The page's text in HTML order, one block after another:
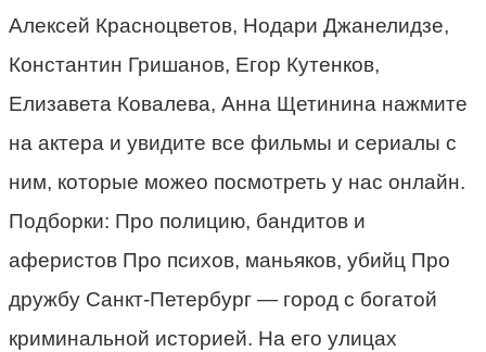
Алексей Красноцветов, Нодари Джанелидзе,
Константин Гришанов, Егор Кутенков,
Елизавета Ковалева, Анна Щетинина нажмите
на актера и увидите все фильмы и сериалы с
ним, которые можео посмотреть у нас онлайн.
Подборки: Про полицию, бандитов и
аферистов Про психов, маньяков, убийц Про
дружбу Санкт-Петербург — город с богатой
криминальной историей. На его улицах